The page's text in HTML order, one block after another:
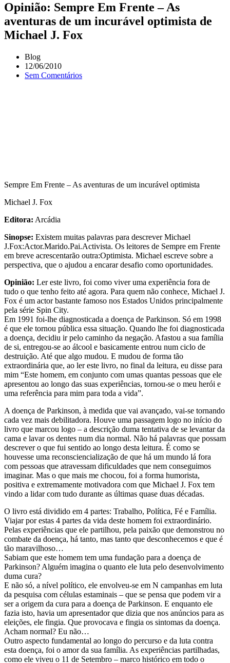
Opinião: Sempre Em Frente – As
aventuras de um incurável optimista de
Michael J. Fox
Blog
12/06/2010
Sem Comentários
Sempre Em Frente – As aventuras de um incurável optimista
Michael J. Fox
Editora: Arcádia
Sinopse: Existem muitas palavras para descrever Michael
J.Fox:Actor.Marido.Pai.Activista. Os leitores de Sempre em Frente
em breve acrescentarão outra:Optimista. Michael escreve sobre a
perspectiva, que o ajudou a encarar desafio como oportunidades.
Opinião: Ler este livro, foi como viver uma experiência fora de
tudo o que tenho feito até agora. Para quem não conhece, Michael J.
Fox é um actor bastante famoso nos Estados Unidos principalmente
pela série Spin City.
Em 1991 foi-lhe diagnosticada a doença de Parkinson. Só em 1998
é que ele tornou pública essa situação. Quando lhe foi diagnosticada
a doença, decidiu ir pelo caminho da negação. Afastou a sua família
de si, entregou-se ao álcool e basicamente entrou num ciclo de
destruição. Até que algo mudou. E mudou de forma tão
extraordinária que, ao ler este livro, no final da leitura, eu disse para
mim “Este homem, em conjunto com umas quantas pessoas que ele
apresentou ao longo das suas experiências, tornou-se o meu herói e
uma referência para mim para toda a vida”.
A doença de Parkinson, à medida que vai avançado, vai-se tornando
cada vez mais debilitadora. Houve uma passagem logo no início do
livro que marcou logo – a descrição duma tentativa de se levantar da
cama e lavar os dentes num dia normal. Não há palavras que possam
descrever o que fui sentido ao longo desta leitura. É como se
houvesse uma reconsciencialização de que há um mundo lá fora
com pessoas que atravessam dificuldades que nem conseguimos
imaginar. Mas o que mais me chocou, foi a forma humorista,
positiva e extremamente motivadora com que Michael J. Fox tem
vindo a lidar com tudo durante as últimas quase duas décadas.
O livro está dividido em 4 partes: Trabalho, Política, Fé e Família.
Viajar por estas 4 partes da vida deste homem foi extraordinário.
Pelas experiências que ele partilhou, pela paixão que demonstrou no
combate da doença, há tanto, mas tanto que desconhecemos e que é
tão maravilhoso…
Sabiam que este homem tem uma fundação para a doença de
Parkinson? Alguém imagina o quanto ele luta pelo desenvolvimento
duma cura?
E não só, a nível político, ele envolveu-se em N campanhas em luta
da pesquisa com células estaminais – que se pensa que podem vir a
ser a origem da cura para a doença de Parkinson. E enquanto ele
fazia isto, havia um apresentador que dizia que nos anúncios para as
eleições, ele fingia. Que provocava e fingia os sintomas da doença.
Acham normal? Eu não…
Outro aspecto fundamental ao longo do percurso e da luta contra
esta doença, foi o amor da sua família. As experiências partilhadas,
como ele viveu o 11 de Setembro – marco histórico em todo o